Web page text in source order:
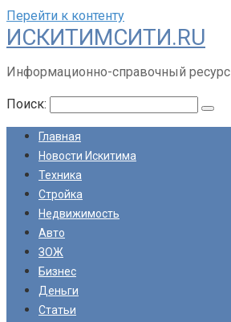
Перейти к контенту
ИСКИТИМСИТИ.RU
Информационно-справочный ресурс
Поиск:
Главная
Новости Искитима
Техника
Стройка
Недвижимость
Авто
ЗОЖ
Бизнес
Деньги
Статьи